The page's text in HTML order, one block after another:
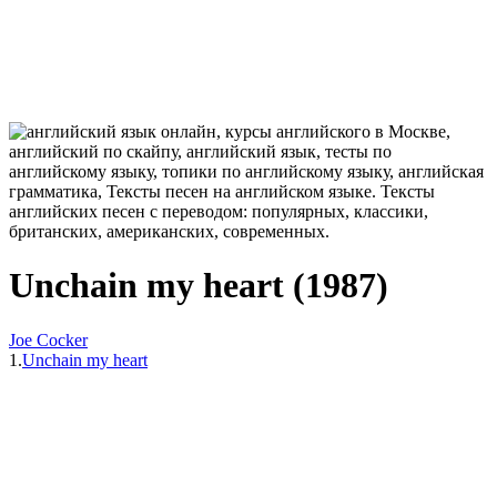
Unchain my heart (1987)
Joe Cocker
1.Unchain my heart